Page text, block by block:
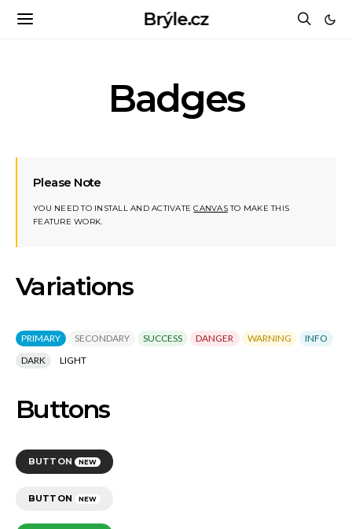
Brýle.cz
Badges
Please Note
YOU NEED TO INSTALL AND ACTIVATECANVASTO MAKE THIS
FEATURE WORK.
Variations
PRIMARY SECONDARY SUCCESS DANGER WARNING
INFO
DARK
LIGHT
Buttons
BUTTON NEW
BUTTON NEW